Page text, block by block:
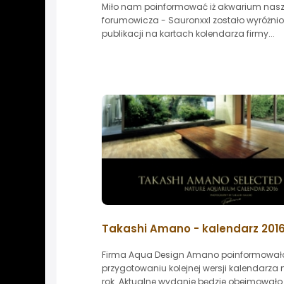
Miło nam poinformować iż akwarium
forumowicza - Sauronxxl zostało
publikacji na kartach kolendarza firmy...
Takashi Amano - kalendarz 2016
Firma Aqua Design Amano
przygotowaniu kolejnej wersji
rok. Aktualne wydanie będzie obejmowało